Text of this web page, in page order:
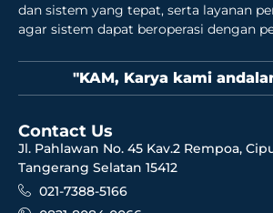
dan sistem yang tepat, serta layanan
agar sistem dapat beroperasi dengan
"KAM, Karya kami
Contact Us
Jl. Pahlawan No. 45 Kav.2 Rempoa,
Tangerang Selatan 15412
021-7388-5166